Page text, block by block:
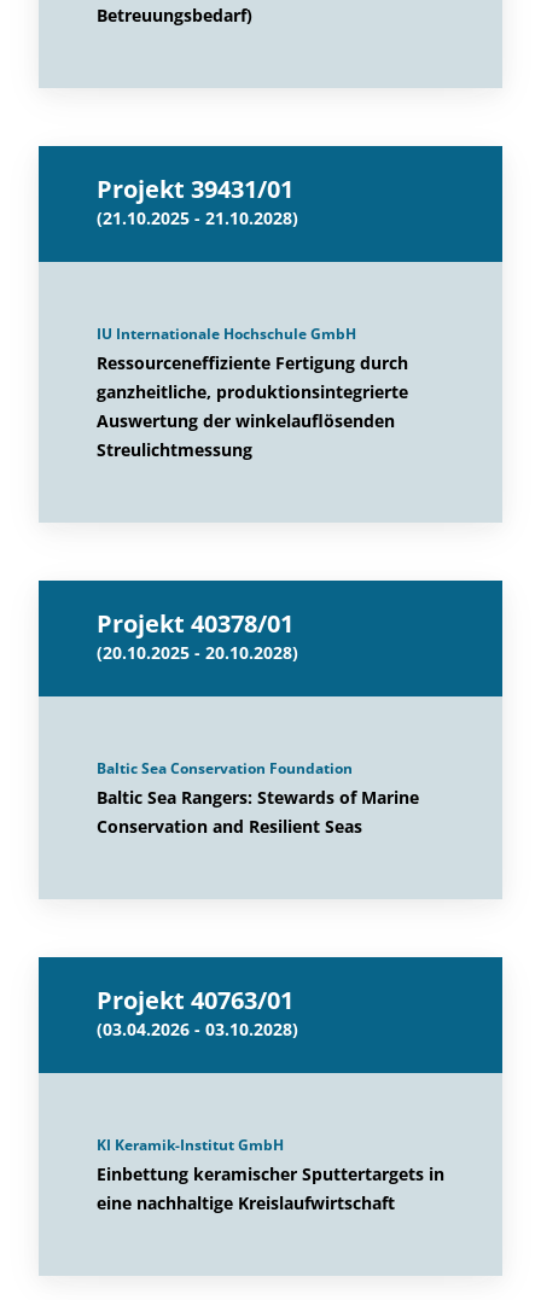
Betreuungsbedarf)
Projekt 39431/01
(21.10.2025 - 21.10.2028)
IU Internationale Hochschule GmbH
Ressourceneffiziente Fertigung durch
ganzheitliche, produktionsintegrierte
Auswertung der winkelauflösenden
Streulichtmessung
Projekt 40378/01
(20.10.2025 - 20.10.2028)
Baltic Sea Conservation Foundation
Baltic Sea Rangers: Stewards of Marine
Conservation and Resilient Seas
Projekt 40763/01
(03.04.2026 - 03.10.2028)
KI Keramik-Institut GmbH
Einbettung keramischer Sputtertargets in
eine nachhaltige Kreislaufwirtschaft